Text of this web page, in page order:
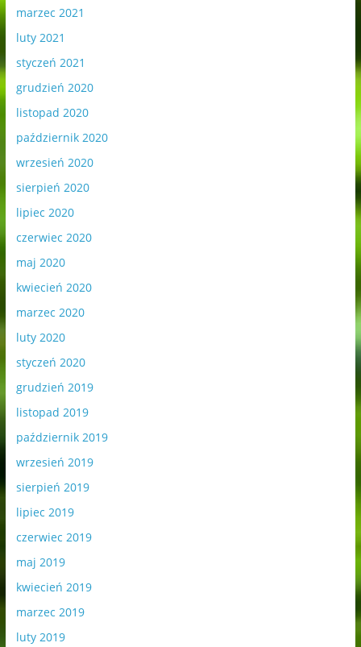
marzec 2021
luty 2021
styczeń 2021
grudzień 2020
listopad 2020
październik 2020
wrzesień 2020
sierpień 2020
lipiec 2020
czerwiec 2020
maj 2020
kwiecień 2020
marzec 2020
luty 2020
styczeń 2020
grudzień 2019
listopad 2019
październik 2019
wrzesień 2019
sierpień 2019
lipiec 2019
czerwiec 2019
maj 2019
kwiecień 2019
marzec 2019
luty 2019